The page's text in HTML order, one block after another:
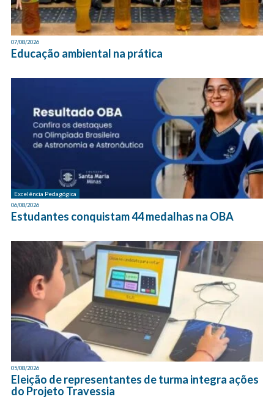
07/08/2026
Educação ambiental na prática
Excelência Pedagógica
06/08/2026
Estudantes conquistam 44 medalhas na OBA
05/08/2026
Eleição de representantes de turma integra ações
do Projeto Travessia